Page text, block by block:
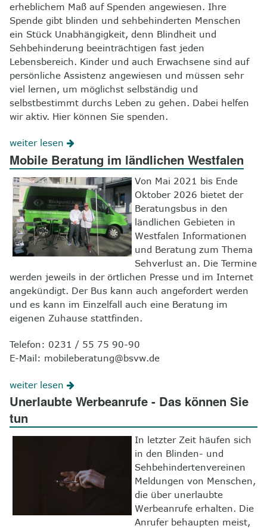
erheblichem Maß auf Spenden angewiesen. Ihre
Spende gibt blinden und sehbehinderten Menschen
ein Stück Unabhängigkeit, denn Blindheit und
Sehbehinderung beeinträchtigen fast jeden
Lebensbereich. Kinder und auch Erwachsene sind auf
persönliche Assistenz angewiesen und müssen sehr
viel lernen, um möglichst selbständig und
selbstbestimmt durchs Leben zu gehen. Dabei helfen
wir aktiv. Hier können Sie spenden.
weiter lesen
Mobile Beratung im ländlichen Westfalen
Von Mai 2021 bis Ende
Oktober 2026 bietet der
Beratungsbus in den
ländlichen Gebieten in
Westfalen Informationen
und Beratung zum Thema
Sehverlust an. Die Termine
werden jeweils in der örtlichen Presse und im Internet
angekündigt. Der Bus kann auch angefordert werden
und es kann im Einzelfall auch eine Beratung im
eigenen Zuhause stattfinden.
Telefon: 0231 / 55 75 90-90
E-Mail: mobileberatung@bsvw.de
weiter lesen
Unerlaubte Werbeanrufe - Das können Sie
tun
In letzter Zeit häufen sich
in den Blinden- und
Sehbehindertenvereinen
Meldungen von Menschen,
die über unerlaubte
Werbeanrufe erhalten. Die
Anrufer behaupten meist,